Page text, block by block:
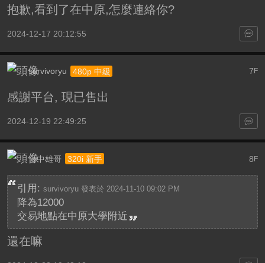
抱歉,看到了在中原,怎麼連絡你?
2024-12-17 20:12:55
7 F
survivoryu 480p 中級
感謝平台, 現已售出
2024-12-19 22:49:25
8F
台中雄哥 320i 新手
引用: survivoryu 發表於 2024-11-10 09:02 PM
降為12000
交易地點在中原大學附近
還在嘛